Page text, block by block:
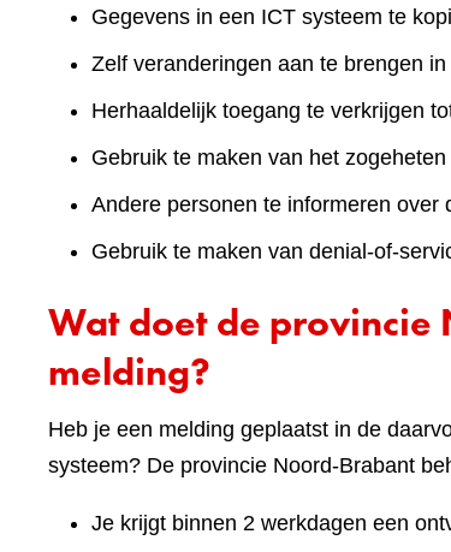
Gegevens in een ICT systeem te
Zelf veranderingen aan te brengen
Herhaaldelijk toegang te verkrijgen
Gebruik te maken van het
Andere personen te informeren over
Gebruik te maken van denial-of-
Wat doet de
melding?
Heb je een melding geplaatst in de
systeem? De provincie Noord-Brabant
Je krijgt binnen 2 werkdagen een